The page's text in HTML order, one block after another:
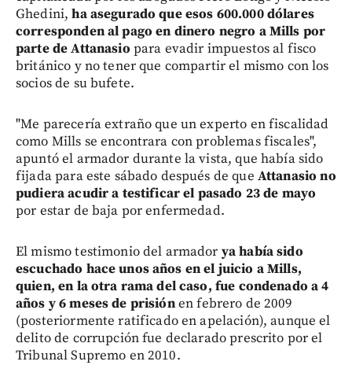
Ghedini, ha asegurado que esos 600.000 dólares
corresponden al pago en dinero negro a Mills por
parte de Attanasio para evadir impuestos al fisco
británico y no tener que compartir el mismo con los
socios de su bufete.
"Me parecería extraño que un experto en fiscalidad
como Mills se encontrara con problemas fiscales",
apuntó el armador durante la vista, que había sido
fijada para este sábado después de que Attanasio no
pudiera acudir a testificar el pasado 23 de mayo
por estar de baja por enfermedad.
El mismo testimonio del armador ya había sido
escuchado hace unos años en el juicio a Mills,
quien, en la otra rama del caso, fue condenado a 4
años y 6 meses de prisiónen febrero de 2009
(posteriormente ratificado en apelación), aunque el
delito de corrupción fue declarado prescrito por el
Tribunal Supremo en 2010.